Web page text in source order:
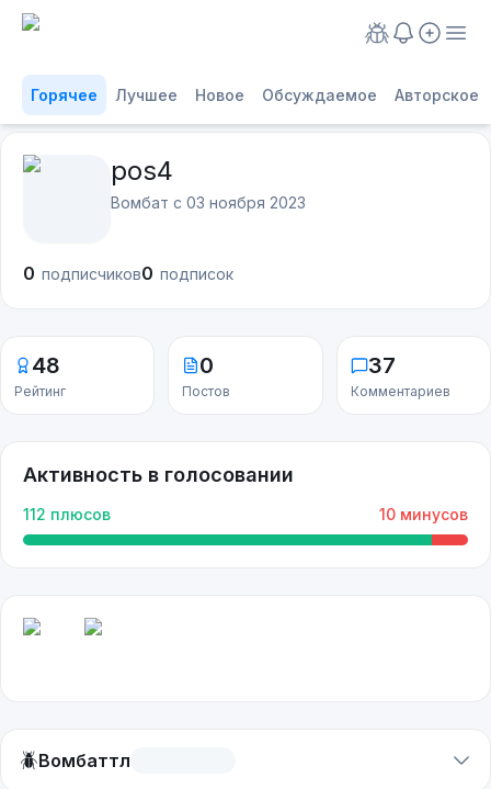
Горячее Лучшее Новое Обсуждаемое Авторское
pos4
Вомбат с 03 ноября 2023
0 подписчиков0 подписок
48
Рейтинг
0
Постов
37
Комментариев
Активность в голосовании
112 плюсов 10 минусов
🪲Вомбаттл